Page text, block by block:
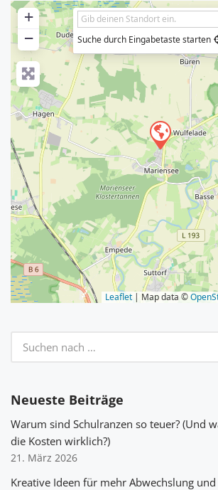
+
−
Suche durch Eingabetaste starten
Leaflet | Map data ©
Neueste Beiträge
Warum sind Schulranzen so teuer? (Und
die Kosten wirklich?)
21. März 2026
Kreative Ideen für mehr Abwechslung